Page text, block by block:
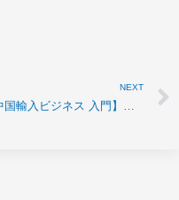
NEXT
【中国輸入ビジネス 入門】国際輸送料金計算単位の豆知識